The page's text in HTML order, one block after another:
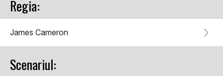
Regia:
James Cameron
Scenariul: